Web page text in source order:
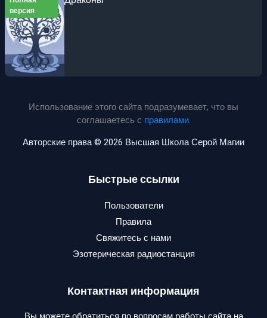
версия
Использование этого сайта подразумевает, что вы
соглашаетесь с правилами.
Авторские права © 2026 Высшая Школа Серой Магии
Быстрые ссылки
Пользователи
Правила
Свяжитесь с нами
Эзотерическая радиостанция
Контактная информация